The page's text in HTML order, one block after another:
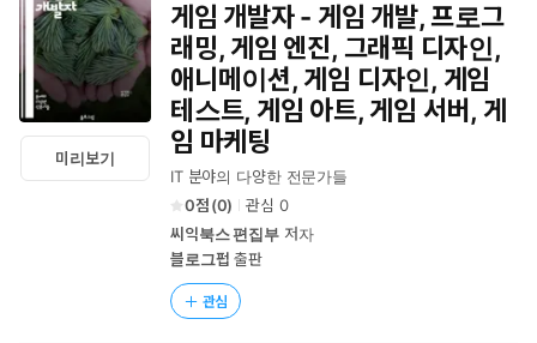
미리보기
게임 개발자 - 게임 개발, 프로그
래밍, 게임 엔진, 그래픽 디자인,
애니메이션, 게임 디자인, 게임
테스트, 게임 아트, 게임 서버, 게
임 마케팅
IT 분야의 다양한 전문가들
0
(0) 관심 0
씨익북스 편집부저자
블로그펍 출판
관심